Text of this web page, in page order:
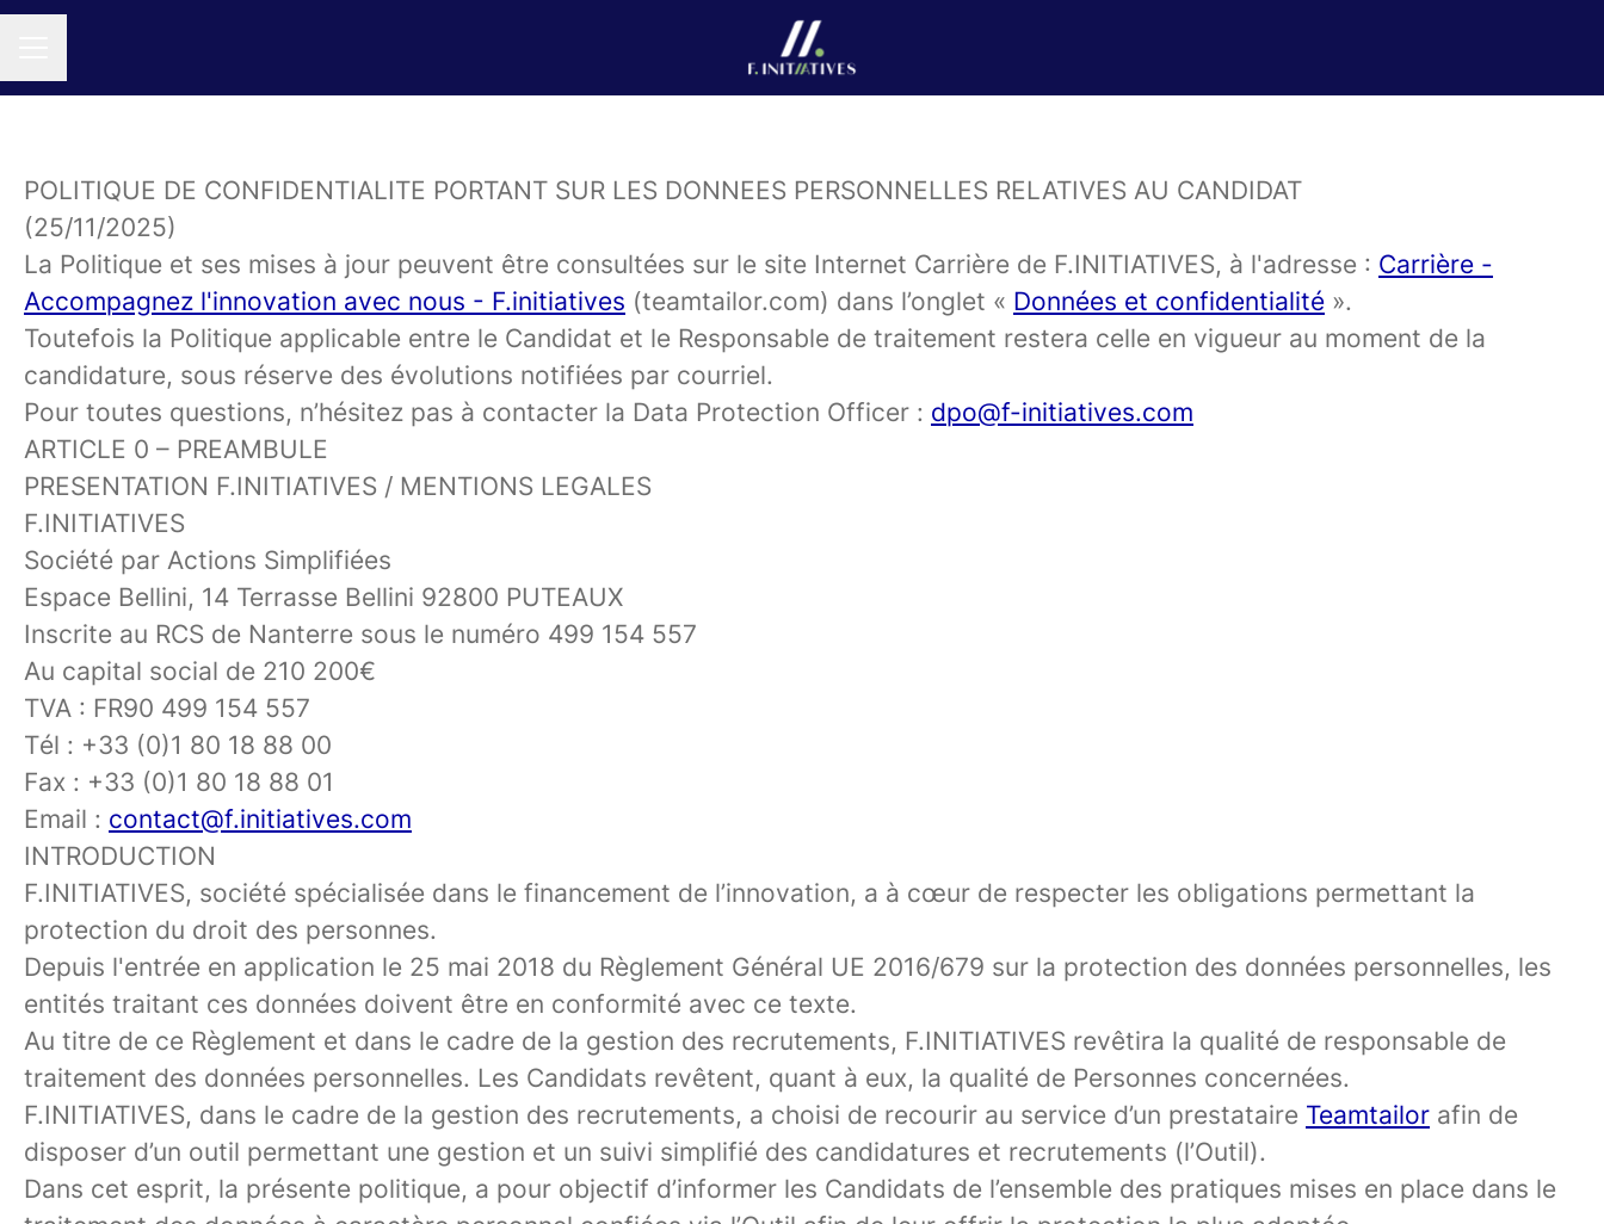
POLITIQUE DE CONFIDENTIALITE PORTANT SUR LES DONNEES PERSONNELLES RELATIVES AU CANDIDAT
(25/11/2025)
La Politique et ses mises à jour peuvent être consultées sur le site Internet Carrière de F.INITIATIVES, à l'adresse : Carrière -
Accompagnez l'innovation avec nous - F.initiatives (teamtailor.com) dans l’onglet « Données et confidentialité ».
Toutefois la Politique applicable entre le Candidat et le Responsable de traitement restera celle en vigueur au moment de la
candidature, sous réserve des évolutions notifiées par courriel.
Pour toutes questions, n’hésitez pas à contacter la Data Protection Officer : dpo@f-initiatives.com
ARTICLE 0 – PREAMBULE
PRESENTATION F.INITIATIVES / MENTIONS LEGALES
F.INITIATIVES
Société par Actions Simplifiées
Espace Bellini, 14 Terrasse Bellini 92800 PUTEAUX
Inscrite au RCS de Nanterre sous le numéro 499 154 557
Au capital social de 210 200€
TVA : FR90 499 154 557
Tél : +33 (0)1 80 18 88 00
Fax : +33 (0)1 80 18 88 01
Email : contact@f.initiatives.com
INTRODUCTION
F.INITIATIVES, société spécialisée dans le financement de l’innovation, a à cœur de respecter les obligations permettant la
protection du droit des personnes.
Depuis l'entrée en application le 25 mai 2018 du Règlement Général UE 2016/679 sur la protection des données personnelles, les
entités traitant ces données doivent être en conformité avec ce texte.
Au titre de ce Règlement et dans le cadre de la gestion des recrutements, F.INITIATIVES revêtira la qualité de responsable de
traitement des données personnelles. Les Candidats revêtent, quant à eux, la qualité de Personnes concernées.
F.INITIATIVES, dans le cadre de la gestion des recrutements, a choisi de recourir au service d’un prestataire Teamtailor afin de
disposer d’un outil permettant une gestion et un suivi simplifié des candidatures et recrutements (l’Outil).
Dans cet esprit, la présente politique, a pour objectif d’informer les Candidats de l’ensemble des pratiques mises en place dans le